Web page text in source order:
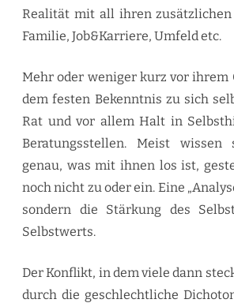
Realität mit all ihren zusätzlichen
Familie, Job&Karriere, Umfeld etc.
Mehr oder weniger kurz vor ihrem
dem festen Bekenntnis zu sich
Rat und vor allem Halt in
Beratungsstellen. Meist
genau, was mit ihnen los ist,
noch nicht zu oder ein. Eine
sondern die Stärkung des
Selbstwerts.
Der Konflikt, in dem viele dann
durch die geschlechtliche